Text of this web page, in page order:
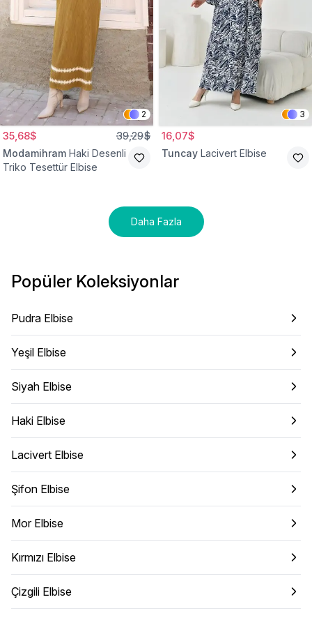
2
35,68$ 39,29$
Modamihram Haki Desenli
Triko Tesettür Elbise
3
16,07$
Tuncay Lacivert Elbise
Daha Fazla
Popüler Koleksiyonlar
Pudra Elbise
Yeşil Elbise
Siyah Elbise
Haki Elbise
Lacivert Elbise
Şifon Elbise
Mor Elbise
Kırmızı Elbise
Çizgili Elbise